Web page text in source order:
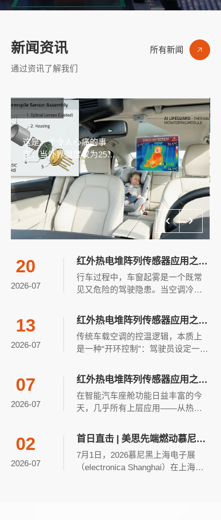
新闻资讯
通过资讯了解我们
所有新闻
首家IEC/UL双认证！
红外热电堆阵列传感器应用之四：已驻车内生命遗
这是一个令人心痛的事
实：当外界温度仅为25℃
时，密闭车厢内阳光直射
下温度可在20分钟内飙升
超过50℃。儿童、婴幼儿
及宠物体温调节能力远弱
于成人，一旦被遗留在车
内，可能在短时间内因热
射病致命。近年来，国内
外因儿童被遗忘车内导致
伤亡的事件屡见不鲜，部...
20
2026-07
红外热电堆阵列传感器应用之
三：车窗玻璃露点检测
行车过程中，车窗起雾是一个既常
见又危险的驾驶隐患。当空调冷风
空气露点温度时，水汽便会在玻璃
表面凝结成雾。侧窗及后视镜区域
一旦起雾，驾驶员将无法清晰观察
后视镜和侧方路况，变道、倒车、
13
2026-07
红外热电堆阵列传感器应用之
二：座舱热舒适性管理
传统车载空调的控温逻辑，本质上
是一种“开环控制”：驾驶员设定一个
这套逻辑存在一个根本缺陷——它
不知道人在哪里，也不知道人感觉
冷还是热。其结果是：直吹冷风导
致手臂僵硬、前后排冷热不均、副
07
2026-07
红外热电堆阵列传感器应用之
一：舱内温度分布信息采集
在智能汽车座舱功能日益丰富的今
天，几乎所有上层应用——从热舒
个共同的前提：对座舱内部环境的
精准感知。然而，传统的单点温度
传感器只能提供某一位置的温度读
数，无法反映座舱内温度分布的全
02
2026-07
首日直击 | 美思先端燃动慕尼黑
上海电子展，N3.307今日精彩
继续！
7月1日，2026慕尼黑上海电子展
（electronica Shanghai）在上海新